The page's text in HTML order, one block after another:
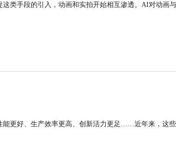
类手段的引入，动画和实拍开始相互渗透。AI对动画
能更好、生产效率更高、创新活力更足……近年来，这